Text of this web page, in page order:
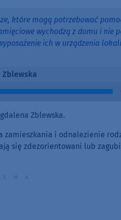
które mogą potrzebować
wychodzą z domu i nie
ich w urządzenia
Zblewska
Zblewska.
zamieszkania i odnalezienie
się zdezorientowani lub